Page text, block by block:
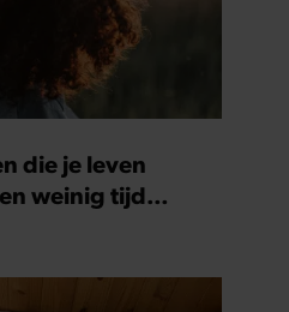
die je leven
weinig tijd